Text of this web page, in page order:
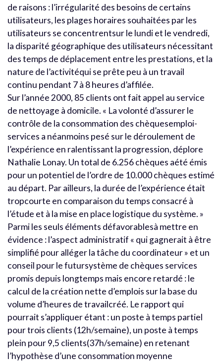
de raisons : l’irrégularité des besoins de certains
utilisateurs, les plages horaires souhaitées par les
utilisateurs se concentrentsur le lundi et le vendredi,
la disparité géographique des utilisateurs nécessitant
des temps de déplacement entre les prestations, et la
nature de l’activitéqui se prête peu à un travail
continu pendant 7 à 8 heures d’affilée.
Sur l’année 2000, 85 clients ont fait appel au service
de nettoyage à domicile. « La volonté d’assurer le
contrôle de la consommation des chèquesemploi-
services a néanmoins pesé sur le déroulement de
l’expérience en ralentissant la progression, déplore
Nathalie Lonay. Un total de 6.256 chèques aété émis
pour un potentiel de l’ordre de 10.000 chèques estimé
au départ. Par ailleurs, la durée de l’expérience était
tropcourte en comparaison du temps consacré à
l’étude et à la mise en place logistique du système. »
Parmi les seuls éléments défavorablesà mettre en
évidence : l’aspect administratif « qui gagnerait à être
simplifié pour alléger la tâche du coordinateur » et un
conseil pour le futursystème de chèques services
promis depuis longtemps mais encore retardé : le
calcul de la création nette d’emplois sur la base du
volume d’heures de travailcréé. Le rapport qui
pourrait s’appliquer étant : un poste à temps partiel
pour trois clients (12h/semaine), un poste à temps
plein pour 9,5 clients(37h/semaine) en retenant
l’hypothèse d’une consommation moyenne